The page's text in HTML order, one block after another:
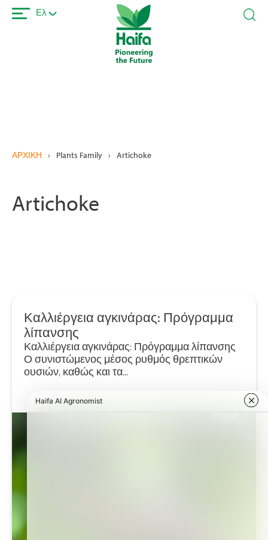
Παράκαμψη
προς
Ελ
ΑΡΧΙΚΗ › Plants Family › Artichoke
Artichoke
Καλλιέργεια αγκινάρας: Πρόγραμμα
λίπανσης
Καλλιέργεια αγκινάρας: Πρόγραμμα λίπανσης
Ο συνιστώμενος μέσος ρυθμός θρεπτικών
ουσιών, καθώς και τα...